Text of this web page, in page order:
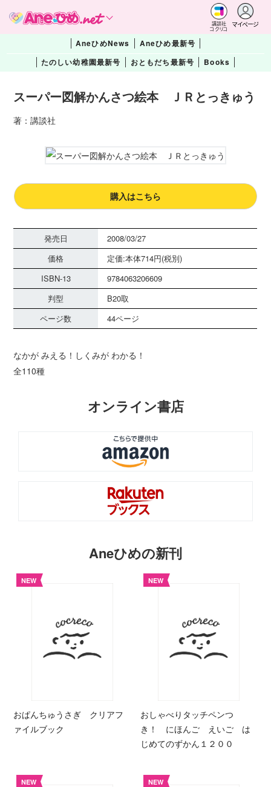
講談社
コクリコ
マイページ
AneひめNews
Aneひめ最新号
たのしい幼稚園最新号
おともだち最新号 Books
スーパー図解かんさつ絵本 ＪＲとっきゅう
著：講談社
購入はこちら
発売日
2008/03/27
価格
定価:本体714円(税別)
ISBN-13
9784063206609
判型
B20取
ページ数
44ページ
なかが みえる！しくみが わかる！
全110種
オンライン書店
Aneひめの新刊
NEW
おぱんちゅうさぎ クリアフ
ァイルブック
NEW
おしゃべりタッチペンつ
き！ にほんご えいご は
じめてのずかん１２００
NEW NEW